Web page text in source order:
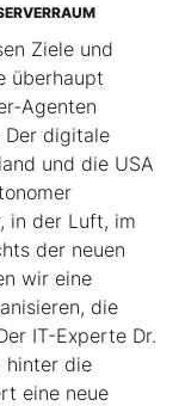
Ziele und
überhaupt
Agenten
digitale
und die USA
in der Luft, im
der neuen
wir eine
die
IT-Experte Dr.
hinter die
eine neue